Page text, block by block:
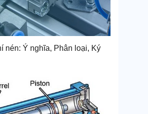
nén: Ý nghĩa, Phân loại, Ký